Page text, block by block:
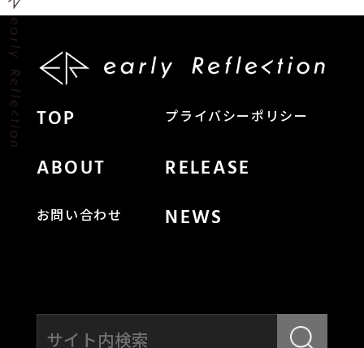
TOP プライバシーポリシー
ABOUT RELEASE
お問い合わせ NEWS